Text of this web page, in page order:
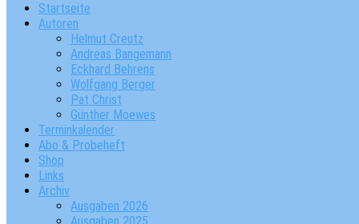
Startseite
Autoren
Helmut Creutz
Andreas Bangemann
Eckhard Behrens
Wolfgang Berger
Pat Christ
Günther Moewes
Terminkalender
Abo & Probeheft
Shop
Links
Archiv
Ausgaben 2026